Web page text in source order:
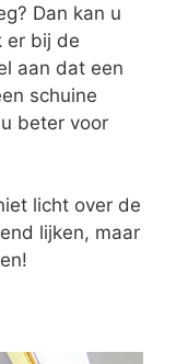
Dan kan u
er bij de
aan dat een
schuine
beter voor
licht over de
lijken, maar